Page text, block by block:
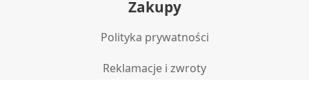
Zakupy
Polityka prywatności
Reklamacje i zwroty